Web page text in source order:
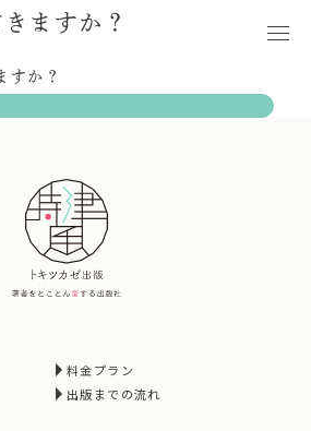
ますか？
料金プラン
出版までの流れ